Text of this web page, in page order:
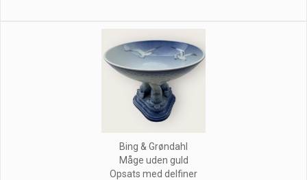
Bing & Grøndahl
Måge uden guld
Opsats med delfiner